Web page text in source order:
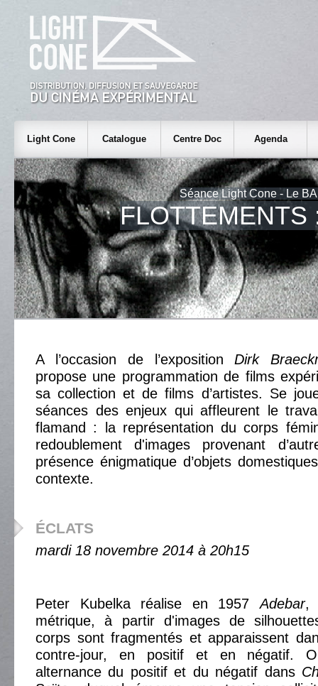
Light Cone Catalogue Centre Doc Agenda
Séance Light Cone - Le
FLOTTEMENTS
A l’occasion de l’expositionDirk
propose une programmation de films
sa collection et de films d’artistes. Se
séances des enjeux qui affleurent le
flamand : la représentation du corps
redoublement d'images provenant
présence énigmatique d’objets
contexte.
ÉCLATS
mardi 18 novembre 2014 à 20h15
Peter Kubelka réalise en 1957Adebar,
métrique, à partir d'images de
corps sont fragmentés et apparaissent
contre-jour, en positif et en négatif.
alternance du positif et du négatif dans